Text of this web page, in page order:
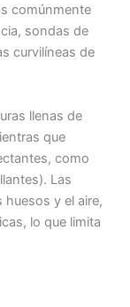
comúnmente
sondas de
curvilíneas de
llenas de
que
como
Las
y el aire,
lo que limita